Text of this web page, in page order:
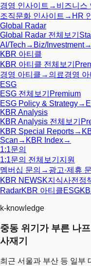
경영 인사이트 → 비즈니스
조직문화 인사이트 → HR
Global Radar
Global Radar 전체보기
AI/Tech → Biz/Investment→
KBR 아티클
KBR 아티클 전체보기
경영 아티클 → 의료경영 아
ESG
ESG 전체보기 Premium
ESG Policy & Strategy→
KBR Analysis
KBR Analysis 전체보기
KBR Special Reports→
Scan → KBR Index→
1:1문의
1:1문의 전체보기 지원
멤버십 문의 → 광고·제휴
KBR NEWSK지식사전 정
RadarKBR 아티클ESG
k-knowledge
중동 위기가 부른 나
사재기
최근 서울과 부산 등 일부